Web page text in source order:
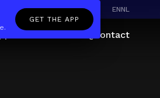
ENNL
Contact
GET THE APP